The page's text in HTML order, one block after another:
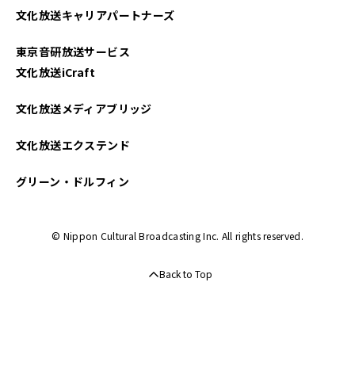
文化放送キャリアパートナーズ
東京音研放送サービス
文化放送iCraft
文化放送メディアブリッジ
文化放送エクステンド
グリーン・ドルフィン
© Nippon Cultural Broadcasting Inc. All rights reserved.
Back to Top